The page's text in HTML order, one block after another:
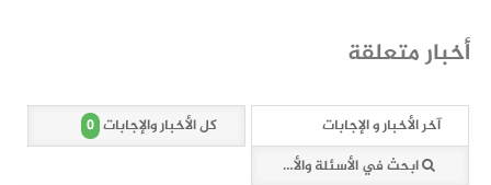
أخبار متعلقة
آخر الأخبار و الإجابات كل الأخبار والإجابات 0
ابحث في الأسئلة والأخبار (0 وثائق)